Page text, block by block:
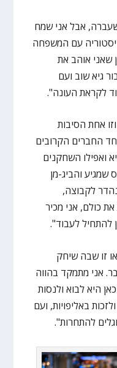
אבל אני שמח
עם המשפחה
שאני אוהב את
גיא שוב ועם
לקראת העונה".
אחת הסיבות
החברים הקרובים
ואפילו השחקנים
שמגיע והביג-מן
לקבוצה,
את כולם, אני מכיר
להתחיל לעבוד".
או זו שבה שיחק
אני מתמקד בהווה
היא לבוא ולנסות
באליפויות, ועם
להתחרות".